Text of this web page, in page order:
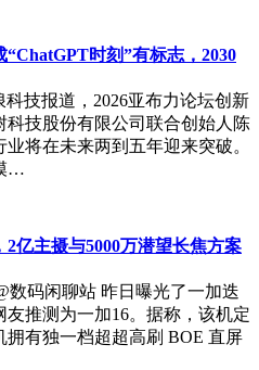
时刻”有标志，2030
技报道，2026亚布力论坛创新
技股份有限公司联合创始人陈
将在未来两到五年迎来突破。
…
亿主摄与5000万潜望长焦方案
数码闲聊站 昨日曝光了一加迭
推测为一加16。据称，该机定
有独一档超超高刷 BOE 直屏